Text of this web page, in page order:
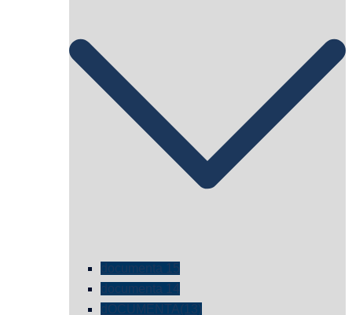
documenta 15
documenta 14
dOCUMENTA(13)